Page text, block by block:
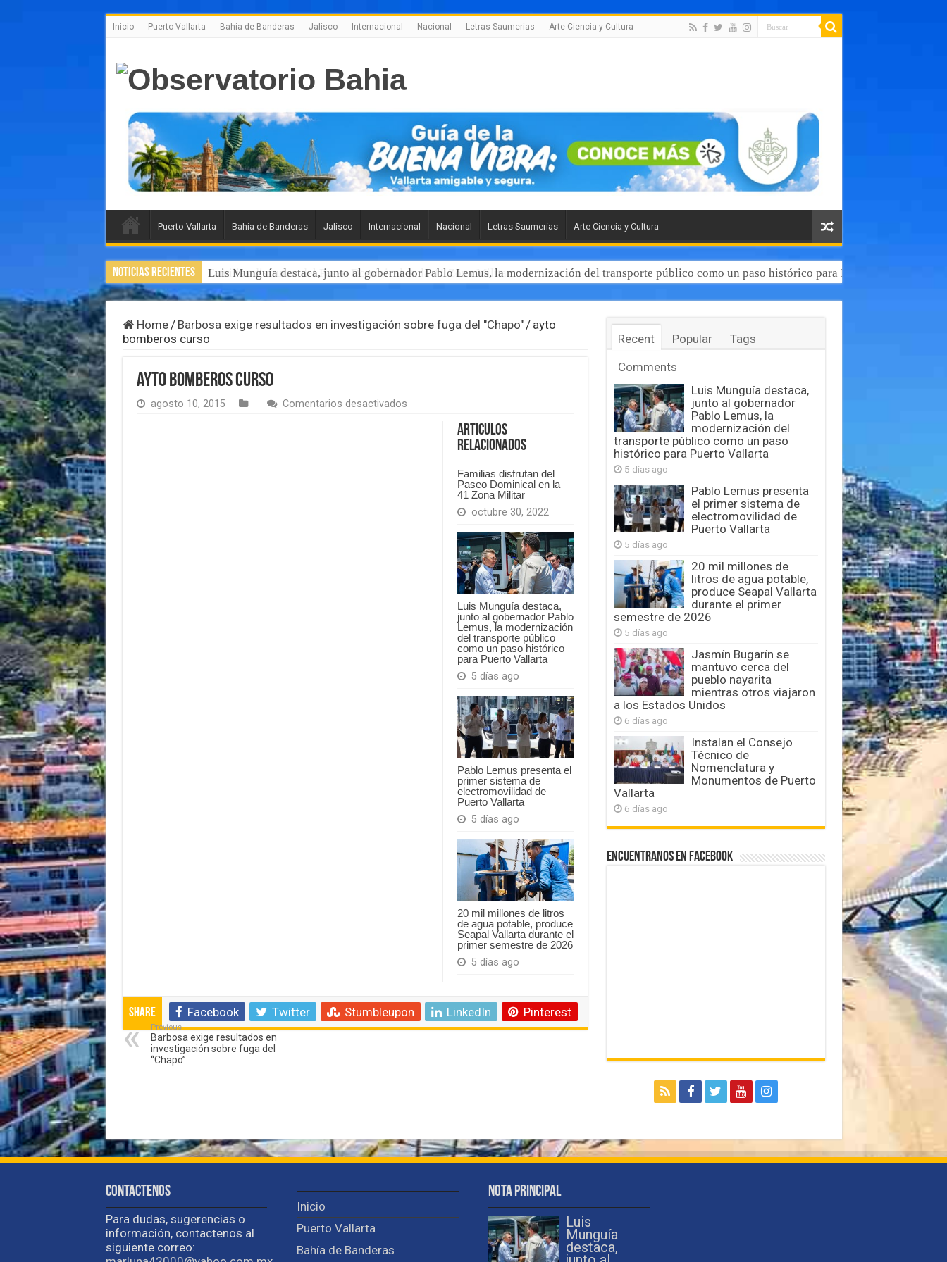
Inicio Puerto Vallarta Bahía de Banderas Jalisco Internacional Nacional Letras Saumerias Arte Ciencia y Cultura
Puerto Vallarta Bahía de Banderas Jalisco Internacional Nacional Letras Saumerias Arte Ciencia y Cultura
Noticias Recientes Luis Munguía destaca, junto al gobernador Pablo Lemus, la modernización del transporte público como un paso histórico para Puerto Vallarta
Home/ Barbosa exige resultados en investigación sobre fuga del "Chapo"/ ayto
bomberos curso
ayto bomberos curso
agosto 10, 2015 Comentarios desactivadosen
Articulos
Relacionados
Familias disfrutan del
Paseo Dominical en la
41 Zona Militar
octubre 30, 2022
Luis Munguía destaca,
junto al gobernador Pablo
Lemus, la modernización
del transporte público
como un paso histórico
para Puerto Vallarta
5 días ago
Pablo Lemus presenta el
primer sistema de
electromovilidad de
Puerto Vallarta
5 días ago
20 mil millones de litros
de agua potable, produce
Seapal Vallarta durante el
primer semestre de 2026
5 días ago
Share Facebook Twitter Stumbleupon LinkedIn Pinterest
Previous
Barbosa exige resultados en
investigación sobre fuga del
“Chapo”
Recent Popular
Tags
Comments
Luis Munguía destaca,
junto al gobernador
Pablo Lemus, la
modernización del
transporte público como un paso
histórico para Puerto Vallarta
5 días ago
Pablo Lemus presenta
el primer sistema de
electromovilidad de
Puerto Vallarta
5 días ago
20 mil millones de
litros de agua potable,
produce Seapal Vallarta
durante el primer
semestre de 2026
5 días ago
Jasmín Bugarín se
mantuvo cerca del
pueblo nayarita
mientras otros viajaron
a los Estados Unidos
6 días ago
Instalan el Consejo
Técnico de
Nomenclatura y
Monumentos de Puerto
Vallarta
6 días ago
Encuentranos en Facebook
Contactenos
Para dudas, sugerencias o
información, contactenos al
siguiente correo:
Inicio
Puerto Vallarta
Bahía de Banderas
Nota Principal
Luis
Munguía
destaca,